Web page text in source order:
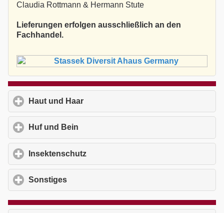
Claudia Rottmann & Hermann Stute
Lieferungen erfolgen ausschließlich an den
Fachhandel.
Haut und Haar
Huf und Bein
Insektenschutz
Sonstiges